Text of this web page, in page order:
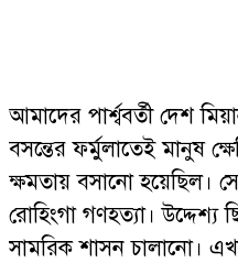
আমাদের পার্শ্ববর্তী দেশ
বসন্তের ফর্মুলাতেই মানুষ
ক্ষমতায় বসানো হয়েছিল।
রোহিংগা গণহত্যা। উদ্দেশ্য
সামরিক শাসন চালানো।